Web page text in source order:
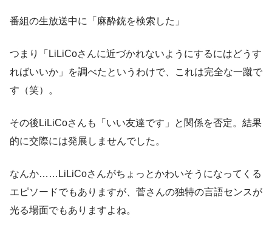
番組の生放送中に「麻酔銃を検索した」
つまり「LiLiCoさんに近づかれないようにするにはどうす
ればいいか」を調べたというわけで、これは完全な一蹴で
す（笑）。
その後LiLiCoさんも「いい友達です」と関係を否定。結果
的に交際には発展しませんでした。
なんか……LiLiCoさんがちょっとかわいそうになってくる
エピソードでもありますが、菅さんの独特の言語センスが
光る場面でもありますよね。